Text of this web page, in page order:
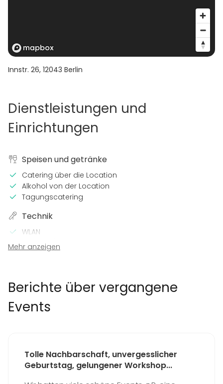
Innstr. 26, 12043 Berlin
Dienstleistungen und
Einrichtungen
Speisen und getränke
Catering über die Location
Alkohol von der Location
Tagungscatering
Technik
WLAN
Beamer / Leinwand
Sound-System
In der location
Eigene Musik abspielbar
Ganze Location zur Alleinnutzung
Ausstattung
Mehr anzeigen
Berichte über vergangene
Events
Tolle Nachbarschaft, unvergesslicher
Geburtstag, gelungener Workshop...